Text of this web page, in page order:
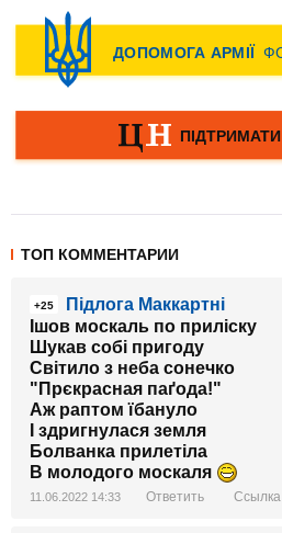
ТОП КОММЕНТАРИИ
+25
Підлога Маккартні
Ішов москаль по приліску
Шукав собі пригоду
Світило з неба сонечко
"Прєкрасная паґода!"
Аж раптом їбануло
І здригнулася земля
Болванка прилетіла
В молодого москаля
11.06.2022 14:33 Ответить Ссылка